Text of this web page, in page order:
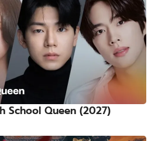
School Queen (2027)